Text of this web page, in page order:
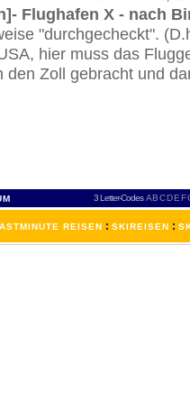
Flughafen X - nach
"durchgecheckt".
hier muss das
den Zoll gebracht und
3 Letter-Codes ABCDEF
REISEN : SKIREISEN :